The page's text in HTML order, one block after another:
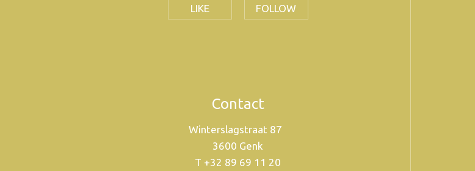
LIKE FOLLOW
Contact
Winterslagstraat 87
3600 Genk
T +32 89 69 11 20